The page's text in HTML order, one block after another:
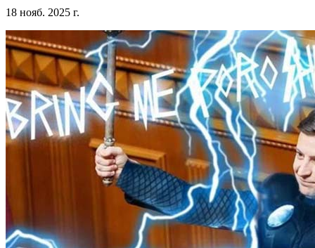
18 нояб. 2025 г.